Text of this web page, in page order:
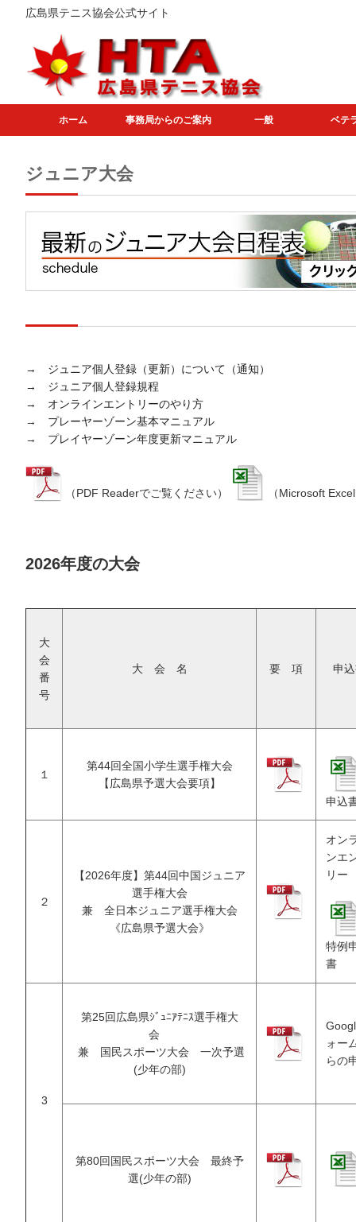
広島県テニス協会公式サイト
ホーム 事務局からのご案内 一般 ベテ
ジュニア大会
→ ジュニア個人登録（更新）について（通知）
→ ジュニア個人登録規程
→ オンラインエントリーのやり方
→ プレーヤーゾーン基本マニュアル
→ プレイヤーゾーン年度更新マニュアル
（PDF Readerでご覧ください） （Microsoft
2026年度の大会
大
会
番
号
大 会 名 要 項 申
１
第44回全国小学生選手権大会
【広島県予選大会要項】
申込
２
【2026年度】第44回中国ジュニア
選手権大会
兼 全日本ジュニア選手権大会
《広島県予選大会》
オン
ンエ
リー
特例
書
3
第25回広島県ｼﾞｭﾆｱﾃﾆｽ選手権大
会
兼 国民スポーツ大会 一次予選
(少年の部)
ォー
らの
第80回国民スポーツ大会 最終予
選(少年の部)